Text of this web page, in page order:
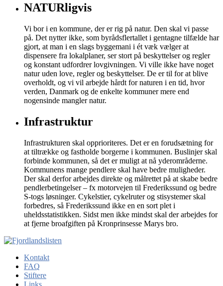
NATURligvis
Vi bor i en kommune, der er rig på natur. Den skal vi passe
på. Det nytter ikke, som byrådsflertallet i gentagne tilfælde har
gjort, at man i en slags byggemani i ét væk vælger at
dispensere fra lokalplaner, ser stort på beskyttelser og regler
og konstant udfordrer lovgivningen. Vi ville ikke have noget
natur uden love, regler og beskyttelser. De er til for at blive
overholdt, og vi vil arbejde hårdt for naturen i en tid, hvor
verden, Danmark og de enkelte kommuner mere end
nogensinde mangler natur.
Infrastruktur
Infrastrukturen skal opprioriteres. Det er en forudsætning for
at tiltrække og fastholde borgerne i kommunen. Buslinjer skal
forbinde kommunen, så det er muligt at nå yderområderne.
Kommunens mange pendlere skal have bedre muligheder.
Der skal derfor arbejdes direkte og målrettet på at skabe bedre
pendlerbetingelser – fx motorvejen til Frederikssund og bedre
S-togs løsninger. Cykelstier, cykelruter og stisystemer skal
forbedres, så Frederikssund ikke en en sort plet i
uheldsstatistikken. Sidst men ikke mindst skal der arbejdes for
at fjerne broafgiften på Kronprinsesse Marys bro.
Kontakt
FAQ
Stiftere
Links